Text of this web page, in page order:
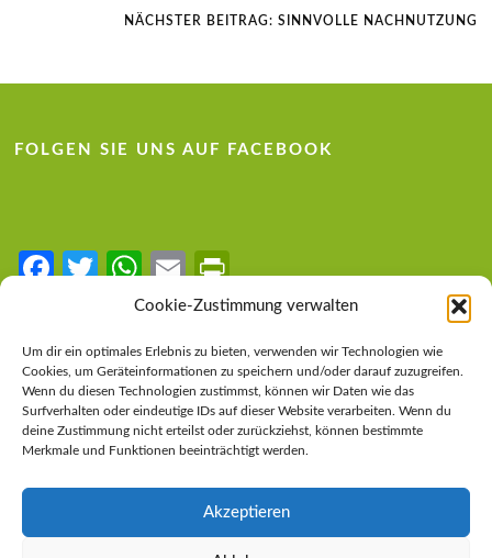
Cookie-Zustimmung verwalten
Um dir ein optimales Erlebnis zu bieten, verwenden wir Technologien wie
Cookies, um Geräteinformationen zu speichern und/oder darauf zuzugreifen.
Wenn du diesen Technologien zustimmst, können wir Daten wie das
Surfverhalten oder eindeutige IDs auf dieser Website verarbeiten. Wenn du
deine Zustimmung nicht erteilst oder zurückziehst, können bestimmte
Merkmale und Funktionen beeinträchtigt werden.
Akzeptieren
NÄCHSTER BEITRAG: SINNVOLLE NACHNUTZUNG
FOLGEN SIE UNS AUF FACEBOOK
Fa
b
o
o
k
T
itt
er
W
h
at
s
A
p
p
E
m
ail
Pr
in
tF
ri
e
n
dl
y
LINKS
Steirische Volkspartei
Österreichische Volkspartei
Impressum
Datenschutzerklärung